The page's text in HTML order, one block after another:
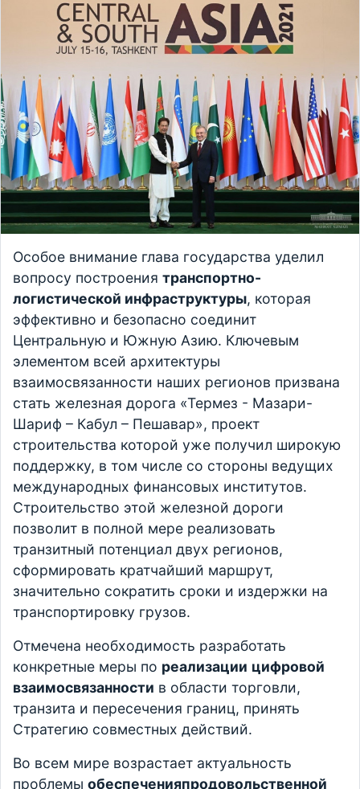
Особое внимание глава государства уделил
вопросу построения транспортно-
логистической инфраструктуры, которая
эффективно и безопасно соединит
Центральную и Южную Азию. Ключевым
элементом всей архитектуры
взаимосвязанности наших регионов призвана
стать железная дорога «Термез - Мазари-
Шариф – Кабул – Пешавар», проект
строительства которой уже получил широкую
поддержку, в том числе со стороны ведущих
международных финансовых институтов.
Строительство этой железной дороги
позволит в полной мере реализовать
транзитный потенциал двух регионов,
сформировать кратчайший маршрут,
значительно сократить сроки и издержки на
транспортировку грузов.
Отмечена необходимость разработать
конкретные меры по реализации цифровой
взаимосвязанности в области торговли,
транзита и пересечения границ, принять
Стратегию совместных действий.
Во всем мире возрастает актуальность
проблемы обеспеченияпродовольственной